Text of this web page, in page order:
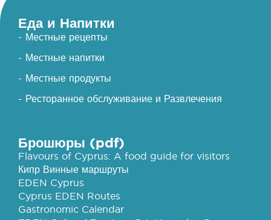
Еда и Напитки
- Местные рецепты
- Местные напитки
- Местные продукты
- Ресторанное обслуживание и Развлечения
Брошюры (pdf)
Flavours of Cyprus: A food guide for visitors
Кипр Винные маршруты
EDEN Cyprus
Cyprus EDEN Routes
Gastronomic Calendar